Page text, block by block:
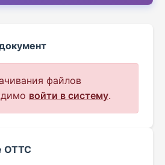
файлов
войти в систему.
ОТТС